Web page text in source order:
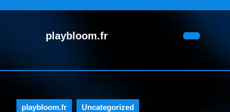
playbloom.fr
playbloom.fr Uncategorized